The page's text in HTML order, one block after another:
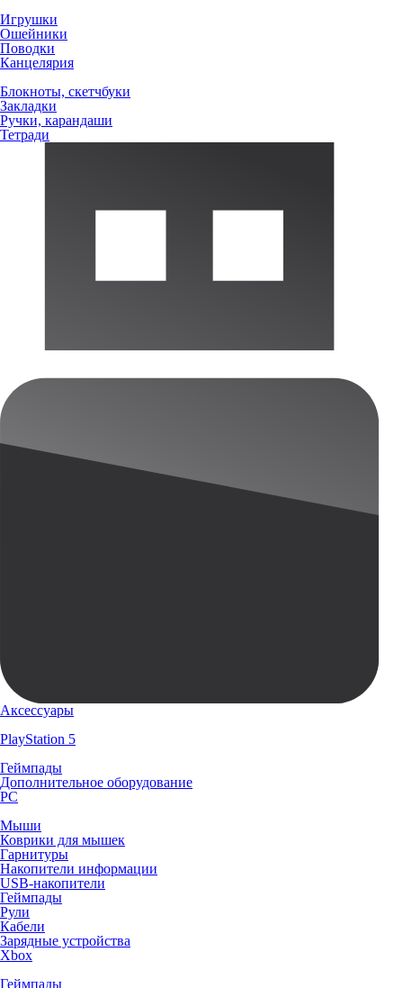
Игрушки
Ошейники
Поводки
Канцелярия
Блокноты, скетчбуки
Закладки
Ручки, карандаши
Тетради
Аксессуары
PlayStation 5
Геймпады
Дополнительное оборудование
PC
Мыши
Коврики для мышек
Гарнитуры
Накопители информации
USB-накопители
Геймпады
Рули
Кабели
Зарядные устройства
Xbox
Геймпады